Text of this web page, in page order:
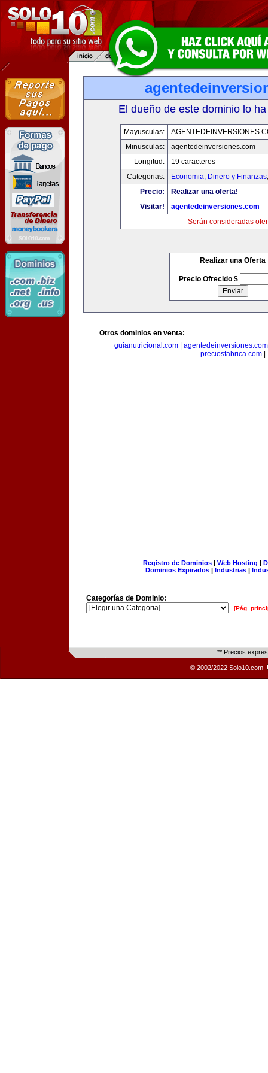
El dueño de este dominio lo
Mayusculas:
Minusculas:
agentedeinversiones.com
Longitud:
19 caracteres
Categorias:
Economia, Dinero y Finanzas
Precio:
Realizar una oferta!
Visitar!
agentedeinversiones.com
Serán consideradas
Realizar una Oferta
Precio Ofrecido $
Otros dominios en venta:
guianutricional.com
agentedeinversiones.com
preciosfabrica.com|
Registro de Dominios| Web Hosting |
Dominios Expirados | Industrias |
Categorías de Dominio:
[Pág.
** Precios
© 2002/2022 Solo10.com